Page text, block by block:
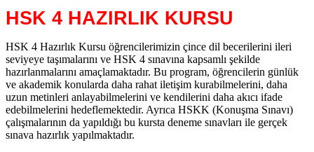
HSK 4 HAZIRLIK KURSU
HSK 4 Hazırlık Kursu öğrencilerimizin çince dil becerilerini ileri
seviyeye taşımalarını ve HSK 4 sınavına kapsamlı şekilde
hazırlanmalarını amaçlamaktadır. Bu program, öğrencilerin günlük
ve akademik konularda daha rahat iletişim kurabilmelerini, daha
uzun metinleri anlayabilmelerini ve kendilerini daha akıcı ifade
edebilmelerini hedeflemektedir. Ayrıca HSKK (Konuşma Sınavı)
çalışmalarının da yapıldığı bu kursta deneme sınavları ile gerçek
sınava hazırlık yapılmaktadır.